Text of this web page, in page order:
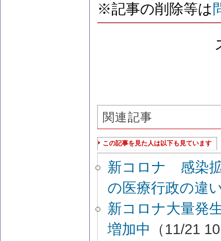
※記事の削除等は
関連記事
この記事を見た人は以下も見ています
新コロナ 感染
の医療行政の違
新コロナ大量発
増加中 （11/21